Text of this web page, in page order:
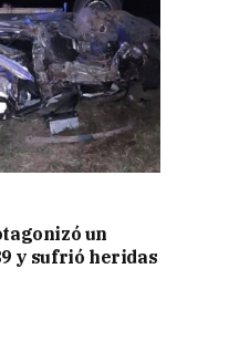
un
y sufrió heridas